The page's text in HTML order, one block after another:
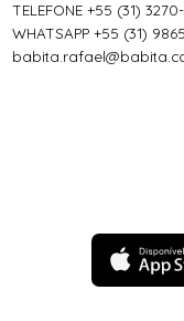
TELEFONE +55 (31)
WHATSAPP +55 (31)